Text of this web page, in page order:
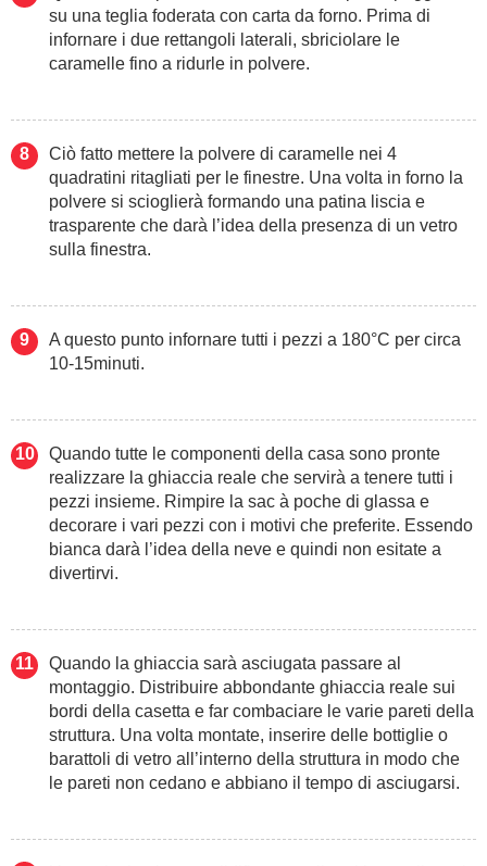
su una teglia foderata con carta da forno. Prima di
infornare i due rettangoli laterali, sbriciolare le
caramelle fino a ridurle in polvere.
Ciò fatto mettere la polvere di caramelle nei 4
quadratini ritagliati per le finestre. Una volta in forno la
polvere si scioglierà formando una patina liscia e
trasparente che darà l’idea della presenza di un vetro
sulla finestra.
A questo punto infornare tutti i pezzi a 180°C per circa
10-15minuti.
Quando tutte le componenti della casa sono pronte
realizzare la ghiaccia reale che servirà a tenere tutti i
pezzi insieme. Rimpire la sac à poche di glassa e
decorare i vari pezzi con i motivi che preferite. Essendo
bianca darà l’idea della neve e quindi non esitate a
divertirvi.
Quando la ghiaccia sarà asciugata passare al
montaggio. Distribuire abbondante ghiaccia reale sui
bordi della casetta e far combaciare le varie pareti della
struttura. Una volta montate, inserire delle bottiglie o
barattoli di vetro all’interno della struttura in modo che
le pareti non cedano e abbiano il tempo di asciugarsi.